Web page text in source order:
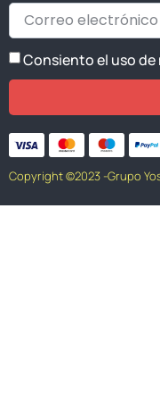
Consiento el uso
Copyright ©2023 -Grupo